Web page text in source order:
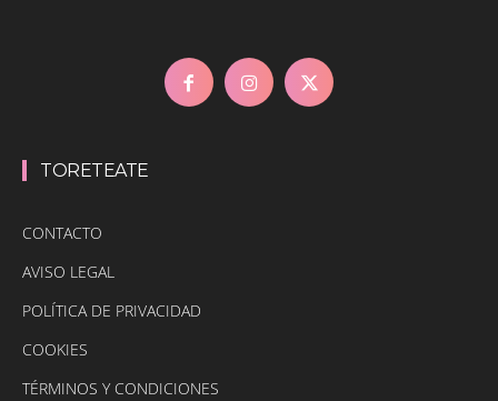
TORETEATE
CONTACTO
AVISO LEGAL
POLÍTICA DE PRIVACIDAD
COOKIES
TÉRMINOS Y CONDICIONES